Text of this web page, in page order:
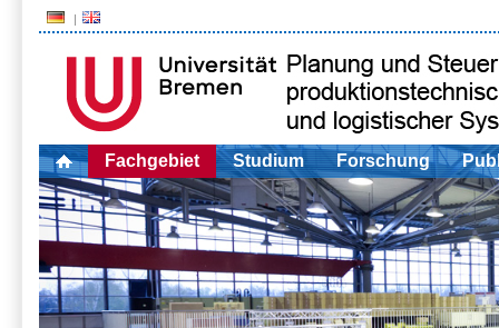
Fachgebiet Studium Forschung